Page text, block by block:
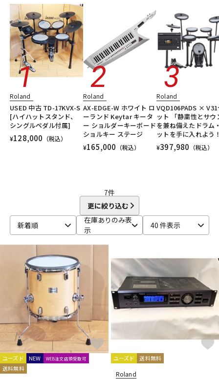
中古 ヴィンテージ
Roland
USED 中古 TD-17KVX-S
[ハイハットスタンド、
シングルペダル付属]
¥128,000 （税込）
Roland
AX-EDGE-W ホワイト ロ
ーランド Keytar キータ
ー ショルダーキーボード
ショルキー ステージ
¥165,000 （税込）
Roland
VQD106PADS ×
ット 「静粛性とサウ
を兼ね備えたドラム
ットを手に入れよう
¥397,980 （税込）
7件
更に絞り込む
新着順
在庫ありのみ表
示
40 件表示
ユーズド NEW WEB注文店頭受取可
送料無料
ユーズド 送料無料
Roland